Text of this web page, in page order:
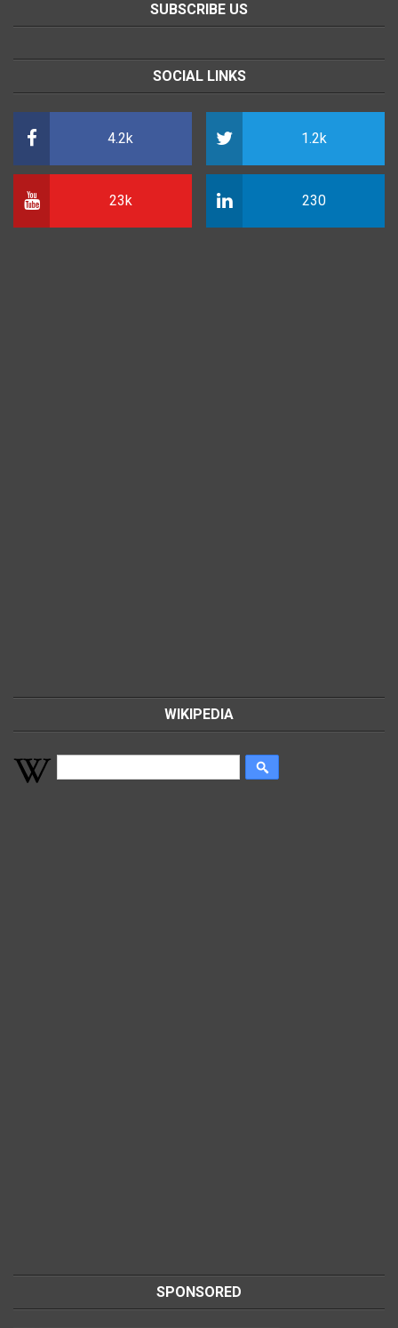
SUBSCRIBE US
SOCIAL LINKS
4.2k 1.2k
23k 230
WIKIPEDIA
SPONSORED